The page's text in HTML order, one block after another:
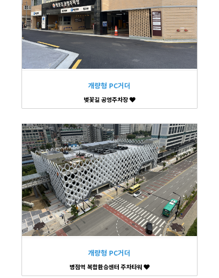
개량형 PC거더
벚꽃길 공영주차장
개량형 PC거더
병점역 복합환승센터 주차타워